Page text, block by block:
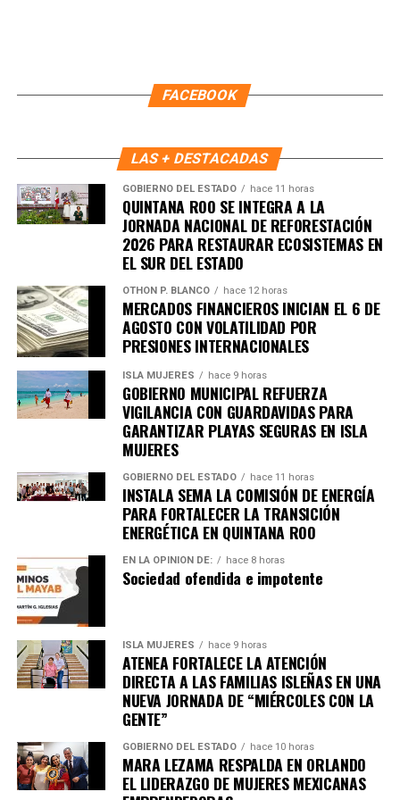
5. UE y Mercosur ultiman detalles
para firmar acuerdo histórico
Representantes de Brasil, Argentina, Paraguay y Uruguay
últimos puntos delacuerdo comercial UE–Mercosur
cuya firma está prevista para mañana. El pacto es
considerado uno de los más amplios de la última década.
6. Inundaciones dejan más de cien
muertos en el sur de África
Lluvias torrenciales provocaron
en Mozambique, Sudáfrica y Zimbabue, dejando más de
100 fallecidos y miles de viviendas destruidas. Equipos
de rescate continúan trabajando en zonas incomunicadas.
7. Uganda vive jornada violenta tras
arresto de Bobi Wine
Al menos siete personas murieron en enfrentamientos
entre manifestantes y fuerzas de seguridad luego de la
detención del líder opositorBobi Wine, trasladado en
helicóptero a un destino no revelado. Organizaciones
internacionales expresaron preocupación por el clima
electoral.
8. Expresidente surcoreano Yoon
Suk Yeol es condenado a cinco años
Un tribunal de Corea del Sur sentenció al exmandatario a
cinco años de prisiónpor obstrucción de justicia
FACEBOOK
LAS + DESTACADAS
GOBIERNO DEL ESTADO hace 11 horas
QUINTANA ROO SE INTEGRA A LA
JORNADA NACIONAL DE REFORESTACIÓN
2026 PARA RESTAURAR ECOSISTEMAS EN
EL SUR DEL ESTADO
OTHON P. BLANCO hace 12 horas
MERCADOS FINANCIEROS INICIAN EL 6 DE
AGOSTO CON VOLATILIDAD POR
PRESIONES INTERNACIONALES
ISLA MUJERES hace 9 horas
GOBIERNO MUNICIPAL REFUERZA
VIGILANCIA CON GUARDAVIDAS PARA
GARANTIZAR PLAYAS SEGURAS EN ISLA
MUJERES
GOBIERNO DEL ESTADO hace 11 horas
INSTALA SEMA LA COMISIÓN DE ENERGÍA
PARA FORTALECER LA TRANSICIÓN
ENERGÉTICA EN QUINTANA ROO
EN LA OPINIÓN DE: hace 8 horas
Sociedad ofendida e impotente
ISLA MUJERES hace 9 horas
ATENEA FORTALECE LA ATENCIÓN
DIRECTA A LAS FAMILIAS ISLEÑAS EN UNA
NUEVA JORNADA DE “MIÉRCOLES CON LA
GENTE”
GOBIERNO DEL ESTADO hace 10 horas
MARA LEZAMA RESPALDA EN ORLANDO
EL LIDERAZGO DE MUJERES MEXICANAS